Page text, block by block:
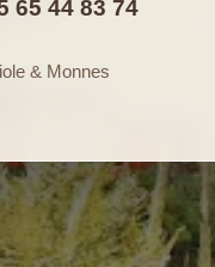
65 44 83 74
& Monnes